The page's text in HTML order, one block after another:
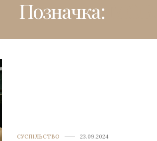
Позначка:
СУСПІЛЬСТВО 23.09.2024